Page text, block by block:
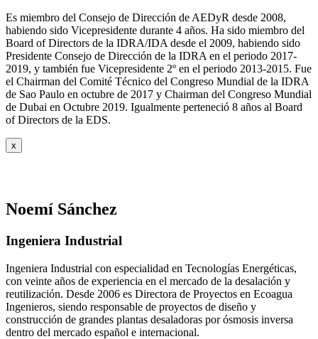
Es miembro del Consejo de Dirección de AEDyR desde 2008,
habiendo sido Vicepresidente durante 4 años. Ha sido miembro del
Board of Directors de la IDRA/IDA desde el 2009, habiendo sido
Presidente Consejo de Dirección de la IDRA en el periodo 2017-
2019, y también fue Vicepresidente 2º en el periodo 2013-2015. Fue
el Chairman del Comité Técnico del Congreso Mundial de la IDRA
de Sao Paulo en octubre de 2017 y Chairman del Congreso Mundial
de Dubai en Octubre 2019. Igualmente perteneció 8 años al Board
of Directors de la EDS.
x
Noemí Sánchez
Ingeniera Industrial
Ingeniera Industrial con especialidad en Tecnologías Energéticas,
con veinte años de experiencia en el mercado de la desalación y
reutilización. Desde 2006 es Directora de Proyectos en Ecoagua
Ingenieros, siendo responsable de proyectos de diseño y
construcción de grandes plantas desaladoras por ósmosis inversa
dentro del mercado español e internacional.